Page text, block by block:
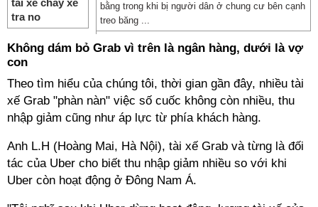
bằng trong khi bị người dân ở chung cư bên cạnh
treo băng ...
Không dám bỏ Grab vì trên là ngân hàng, dưới là vợ
con
Theo tìm hiểu của chúng tôi, thời gian gần đây, nhiều tài
xế Grab "phàn nàn" việc số cuốc không còn nhiều, thu
nhập giảm cũng như áp lực từ phía khách hàng.
Anh L.H (Hoàng Mai, Hà Nội), tài xế Grab và từng là đối
tác của Uber cho biết thu nhập giảm nhiều so với khi
Uber còn hoạt động ở Đông Nam Á.